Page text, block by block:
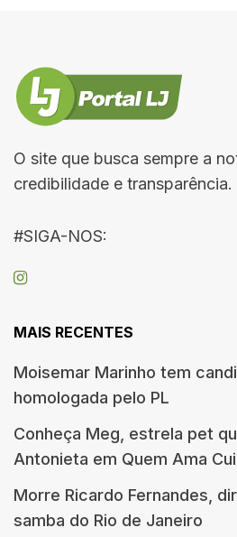
O site que busca sempre a
credibilidade e transparência.
#SIGA-NOS:
MAIS RECENTES
Moisemar Marinho tem
homologada pelo PL
Conheça Meg, estrela pet
Antonieta em Quem Ama
Morre Ricardo Fernandes,
samba do Rio de Janeiro